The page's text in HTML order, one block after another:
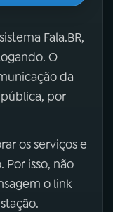
Fala.BR,
O
da
por
os serviços e
isso, não
o link